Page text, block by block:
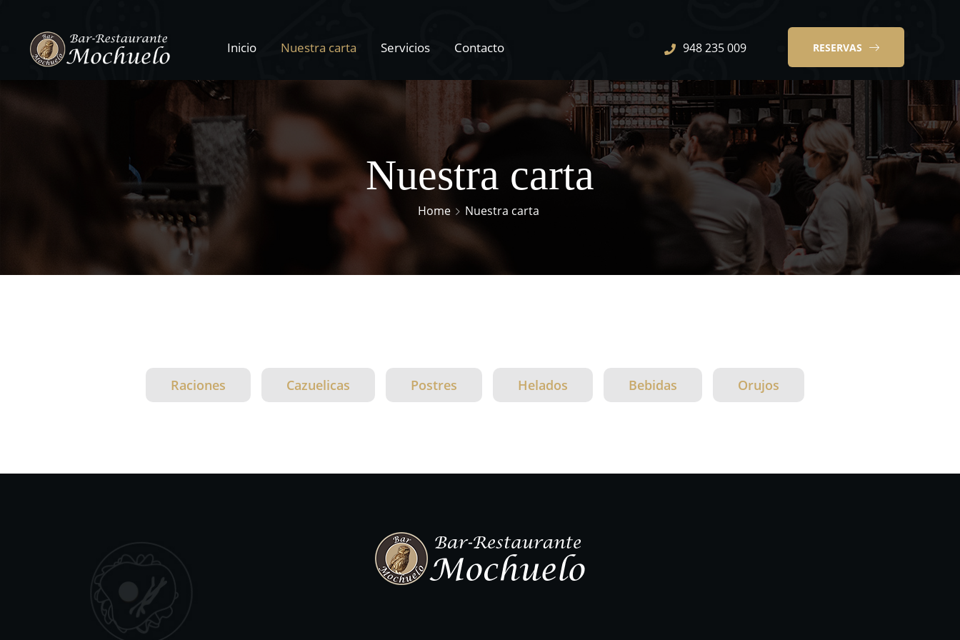
Inicio Nuestra carta Servicios Contacto 948 235 009 RESERVAS
Nuestra carta
Home Nuestra carta
Raciones Cazuelicas Postres Helados Bebidas Orujos